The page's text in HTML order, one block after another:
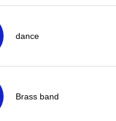
dance
Brass band